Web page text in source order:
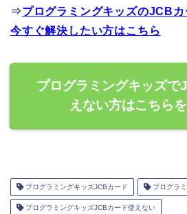
⇒プログラミングキッズのJCB
今すぐ解決したい方はこちら
プログラミングキッズで
えない方はこちら
プログラミングキッズJCBカード プログラ
プログラミングキッズJCBカード使えない